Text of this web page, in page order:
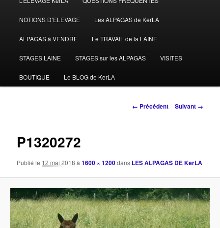
NOTIONS D’ELEVAGE Les ALPAGAS de KerLA
ALPAGAS à VENDRE Le TRAVAIL de la LAINE
STAGES LAINE STAGES sur les ALPAGAS VISITES
BOUTIQUE Le BLOG de KerLA
Navigation
← Précédent Suivant →
P1320272
Publié le 12 mai 2018 à1600 × 1200dans LES ALPAGAS DE KerLA